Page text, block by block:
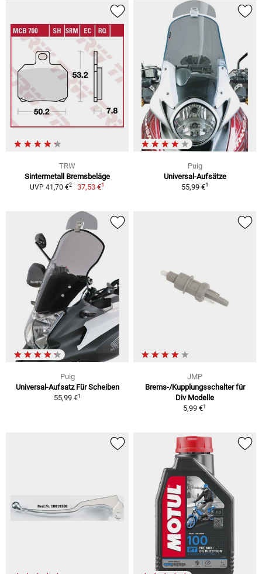
TRW
Sintermetall Bremsbeläge
UVP 41,70 €2 37,53 €1
Puig
Universal-Aufsätze
55,99 €1
Puig
Universal-Aufsatz Für Scheiben
55,99 €1
JMP
Brems-/Kupplungsschalter für
Div Modelle
5,99 €1